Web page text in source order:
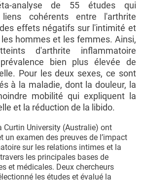
analyse de 55 études qui
cohérents entre l'arthrite
effets négatifs sur l'intimité et
les hommes et les femmes. Ainsi,
d'arthrite inflammatoire
bien plus élevée de
Pour les deux sexes, ce sont
à la maladie, dont la douleur, la
mobilité qui expliquent la
et la réduction de la libido.
Curtin University (Australie) ont
un examen des preuves de l’impact
sur les relations intimes et la
les principales bases de
et médicales. Deux chercheurs
les études et évalué la